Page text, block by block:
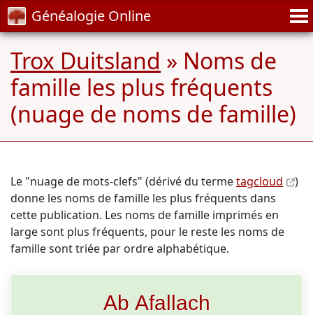
Généalogie Online
Trox Duitsland » Noms de
famille les plus fréquents
(nuage de noms de famille)
Le "nuage de mots-clefs" (dérivé du termetagcloud
)
donne les noms de famille les plus fréquents dans
cette publication. Les noms de famille imprimés en
large sont plus fréquents, pour le reste les noms de
famille sont triée par ordre alphabétique.
Ab Afallach